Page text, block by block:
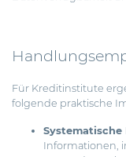
Für Kreditinstitute
folgende praktische
Informationen,